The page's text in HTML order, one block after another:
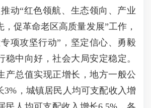
动“红色领航、生态领向、产业
促革命老区高质量发展”工作，
项攻坚行动”，坚定信心、勇毅
稳中向好，社会大局安定稳定。
产总值实现正增长，地方一般公
3%，城镇居民人均可支配收入增